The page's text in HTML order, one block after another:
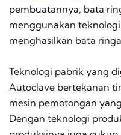
pembuatannya, bata
menggunakan
menghasilkan bata
Teknologi pabrik yang
Autoclave bertekanan
mesin pemotongan
Dengan teknologi